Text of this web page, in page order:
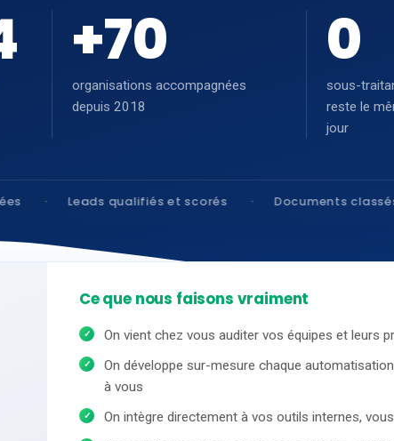
+70
organisations accompagnées
depuis 2018
0
sous-
reste le
jour
qualifiés et scorés Documents classés et archivés
Ce que nous faisons vraiment
On vient chez vous auditer vos équipes et leurs
On développe sur-mesure chaque
à vous
On intègre directement à vos outils internes,